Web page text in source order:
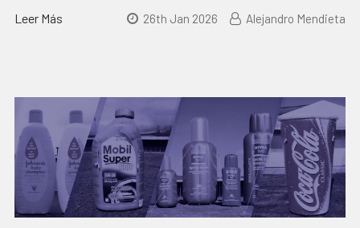
Leer Más
26th Jan 2026 Alejandro Mendieta